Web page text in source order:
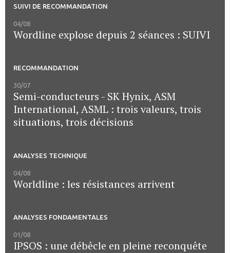
SUIVI DE RECOMMANDATION
04/08
Wordline explose depuis 2 séances : SUIVI
RECOMMANDATION
30/07
Semi-conducteurs - SK Hynix, ASM
International, ASML : trois valeurs, trois
situations, trois décisions
ANALYSES TECHNIQUE
04/08
Worldline : les résistances arrivent
ANALYSES FONDAMENTALES
01/08
IPSOS : une débêcle en pleine reconquête